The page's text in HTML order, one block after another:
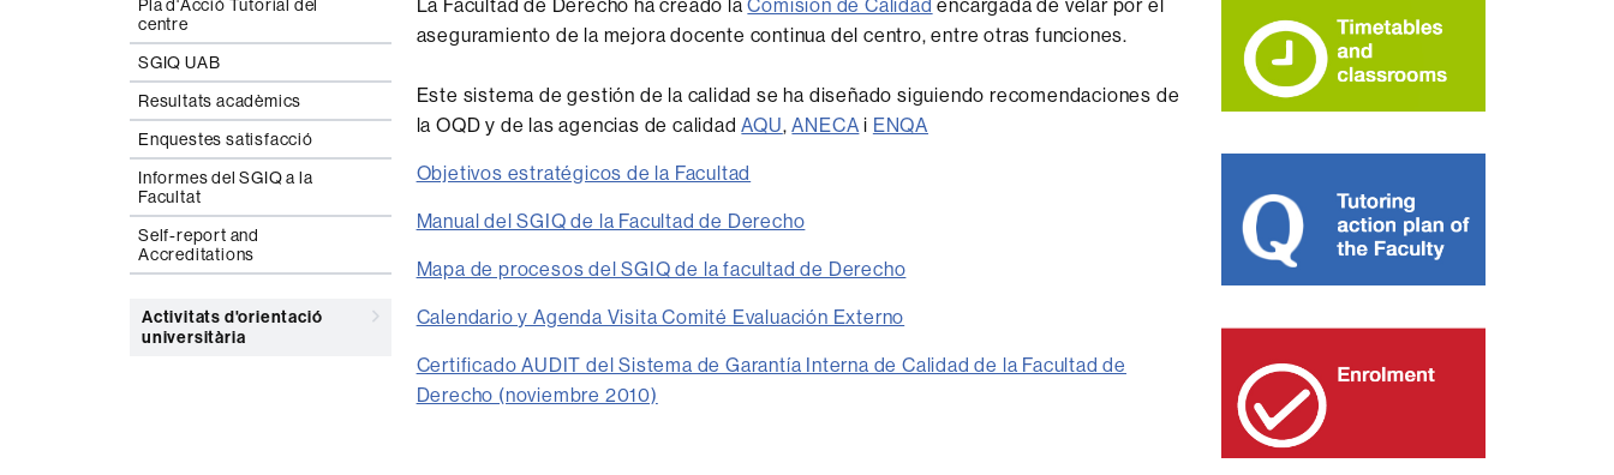
Pla d'Acció Tutorial del
centre
SGIQ UAB
Resultats acadèmics
Enquestes satisfacció
Informes del SGIQ a la
Facultat
Self-report and
Accreditations
Activitats d'orientació
universitària
La Facultad de Derecho ha creado laComisión de Calidad encargada de velar por el
aseguramiento de la mejora docente continua del centro, entre otras funciones.
Este sistema de gestión de la calidad se ha diseñado siguiendo recomendaciones de
la OQD y de las agencias de calidadAQU,ANECA i ENQA
Objetivos estratégicos de la Facultad
Manual del SGIQ de la Facultad de Derecho
Mapa de procesos del SGIQ de la facultad de Derecho
Calendario y Agenda Visita Comité Evaluación Externo
Certificado AUDIT del Sistema de Garantía Interna de Calidad de la Facultad de
Derecho (noviembre 2010)